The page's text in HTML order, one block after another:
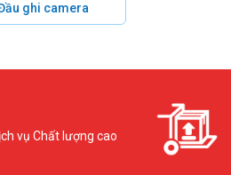
ghi camera
vụ Chất lượng cao